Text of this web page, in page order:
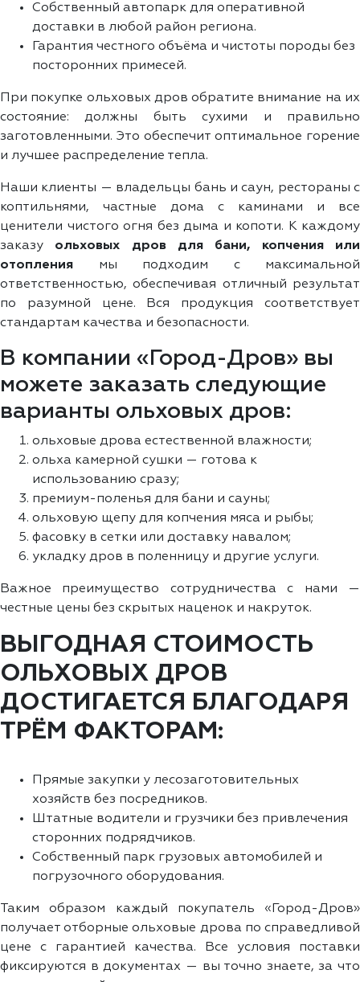
Собственный автопарк для оперативной
доставки в любой район региона.
Гарантия честного объёма и чистоты породы без
посторонних примесей.
При покупке ольховых дров обратите внимание на их
состояние: должны быть сухими и правильно
заготовленными. Это обеспечит оптимальное горение
и лучшее распределение тепла.
Наши клиенты — владельцы бань и саун, рестораны с
коптильнями, частные дома с каминами и все
ценители чистого огня без дыма и копоти. К каждому
заказу ольховых дров для бани, копчения или
отопления мы подходим с максимальной
ответственностью, обеспечивая отличный результат
по разумной цене. Вся продукция соответствует
стандартам качества и безопасности.
В компании «Город-Дров» вы
можете заказать следующие
варианты ольховых дров:
ольховые дрова естественной влажности;
ольха камерной сушки — готова к
использованию сразу;
премиум-поленья для бани и сауны;
ольховую щепу для копчения мяса и рыбы;
фасовку в сетки или доставку навалом;
укладку дров в поленницу и другие услуги.
Важное преимущество сотрудничества с нами —
честные цены без скрытых наценок и накруток.
ВЫГОДНАЯ СТОИМОСТЬ
ОЛЬХОВЫХ ДРОВ
ДОСТИГАЕТСЯ БЛАГОДАРЯ
ТРЁМ ФАКТОРАМ:
Прямые закупки у лесозаготовительных
хозяйств без посредников.
Штатные водители и грузчики без привлечения
сторонних подрядчиков.
Собственный парк грузовых автомобилей и
погрузочного оборудования.
Таким образом каждый покупатель «Город-Дров»
получает отборные ольховые дрова по справедливой
цене с гарантией качества. Все условия поставки
фиксируются в документах — вы точно знаете, за что